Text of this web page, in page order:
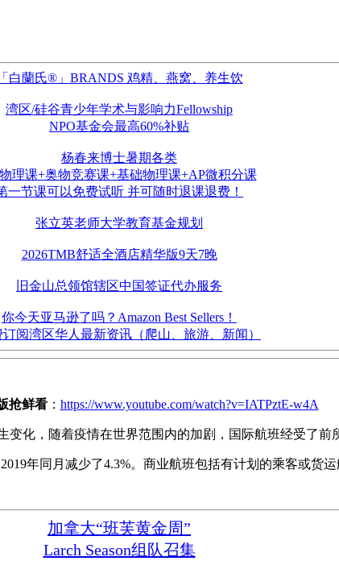
「白蘭氏®」BRANDS 鸡精、燕窝、养生饮
湾区/硅谷青少年学术与影响力Fellowship
NPO基金会最高60%补贴
杨春来博士暑期各类
理课+奥物竞赛课+基础物理课+AP微积分课
一节课可以免费试听 并可随时退课退费！
张立英老师大学教育基金规划
2026TMB舒适全酒店精华版9天7晚
旧金山总领馆辖区中国签证代办服务
你今天亚马逊了吗？Amazon Best Sellers！
订阅湾区华人最新资讯（爬山、旅游、新闻）
抢鲜看： https://www.youtube.com/watch?v=IATPztE-w4A
化，随着疫情在世界范围内的加剧，国际航班经受了前
年同月减少了4.3%。商业航班包括有计划的乘客或货
加拿大“班芙黄金周”
Larch Season组队召集